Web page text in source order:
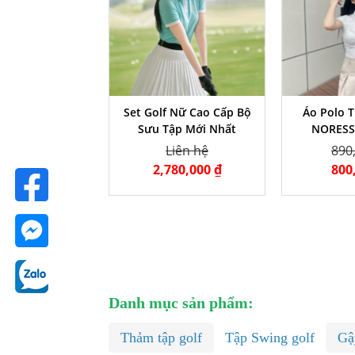
Set Golf Nữ Cao Cấp Bộ
Sưu Tập Mới Nhất
Liên hệ
2,780,000 ₫
Áo Polo
Danh mục sản phẩm:
Thảm tập golf Tập Swing golf